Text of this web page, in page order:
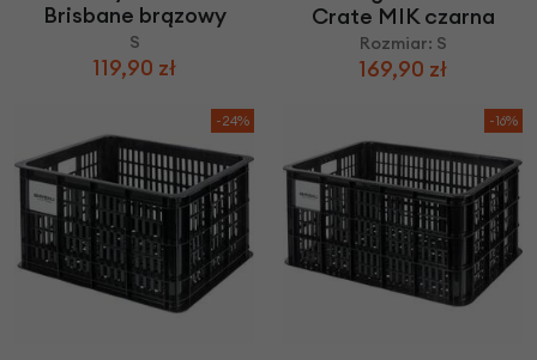
Brisbane brązowy
S
119,90 zł
Crate MIK czarna
Rozmiar: S
169,90 zł
-24% -16%